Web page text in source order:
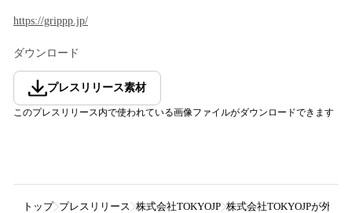
https://grippp.jp/
ダウンロード
プレスリリース素材
このプレスリリース内で使われている画像ファイルがダウンロードできます
トップ プレスリリース 株式会社TOKYOJP 株式会社TOKYOJPが外国